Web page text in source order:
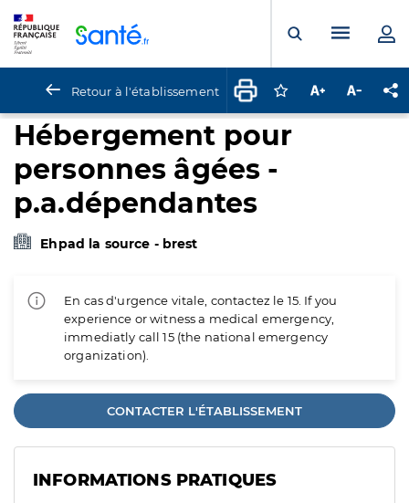
Ouvrir laMenu
Retour à l'établissement Connectez-vous
Augmenter la
Hébergement pour
personnes âgées -
p.a.dépendantes
Ehpad la source - brest
En cas d'urgence vitale, contactez le 15. If you
experience or witness a medical emergency,
immediatly call 15 (the national emergency
organization).
CONTACTER L'ÉTABLISSEMENT
INFORMATIONS PRATIQUES